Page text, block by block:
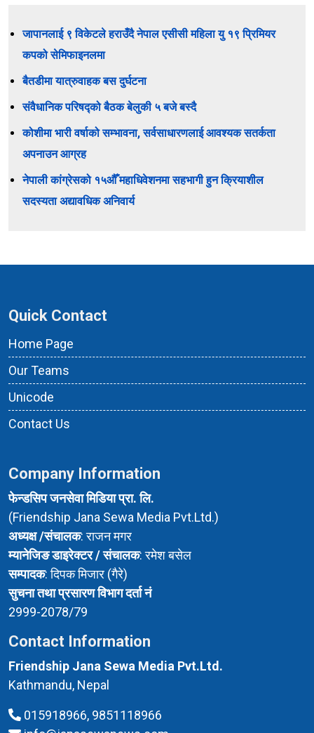
जापानलाई ९ विकेटले हराउँदै नेपाल एसीसी महिला यु १९ प्रिमियर
कपको सेमिफाइनलमा
बैतडीमा यात्रुवाहक बस दुर्घटना
संवैधानिक परिषद्को बैठक बेलुकी ५ बजे बस्दै
कोशीमा भारी वर्षाको सम्भावना, सर्वसाधारणलाई आवश्यक सतर्कता
अपनाउन आग्रह
नेपाली कांग्रेसको १५औँ महाधिवेशनमा सहभागी हुन क्रियाशील
सदस्यता अद्यावधिक अनिवार्य
Quick Contact
Home Page
Our Teams
Unicode
Contact Us
Company Information
फेन्डसिप जनसेवा मिडिया प्रा. लि.
(Friendship Jana Sewa Media Pvt.Ltd.)
अध्यक्ष /संचालक: राजन मगर
म्यानेजिङ डाइरेक्टर / संचालक: रमेश बसेल
सम्पादक: दिपक मिजार (गैरे)
सुचना तथा प्रसारण विभाग दर्ता नं
2999-2078/79
Contact Information
Friendship Jana Sewa Media Pvt.Ltd.
Kathmandu, Nepal
015918966, 9851118966